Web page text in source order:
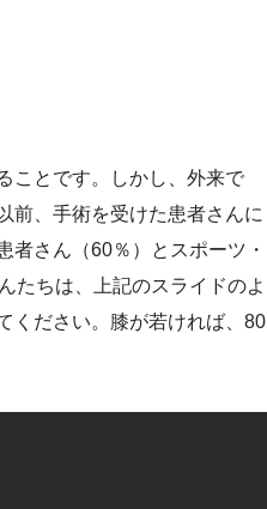
ことです。しかし、外来で
前、手術を受けた患者さんに
者さん（60％）とスポーツ・
たちは、上記のスライドのよ
ください。膝が若ければ、80